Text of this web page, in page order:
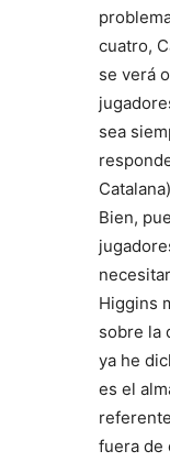
cuatro,
se verá
sea
Bien,
Higgins
sobre la
ya he
es el
fuera de